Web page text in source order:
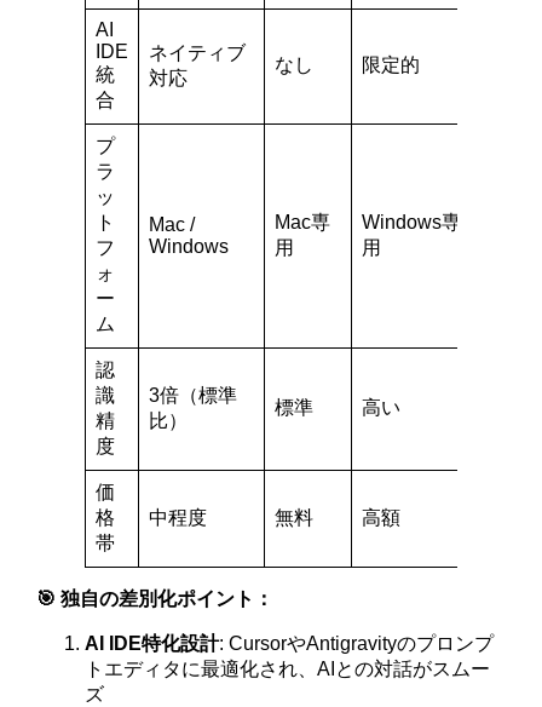
AI
IDE
統
合
ネイティブ
対応
なし 限定的
プ
ラ
ッ
ト
フ
ォ
ー
ム
Mac /
Windows
Mac専
用
Windows専
用
認
識
精
度
3倍（標準
比）
標準 高い
価
格
帯
中程度 無料 高額
🎯 独自の差別化ポイント：
AI IDE特化設計: CursorやAntigravityのプロンプ
トエディタに最適化され、AIとの対話がスムー
ズ